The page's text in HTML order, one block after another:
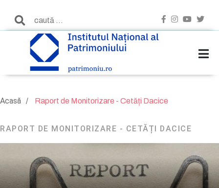
Acasă Raport de Monitorizare - Cetăți Dacice
RAPORT DE MONITORIZARE - CETĂȚI DACICE